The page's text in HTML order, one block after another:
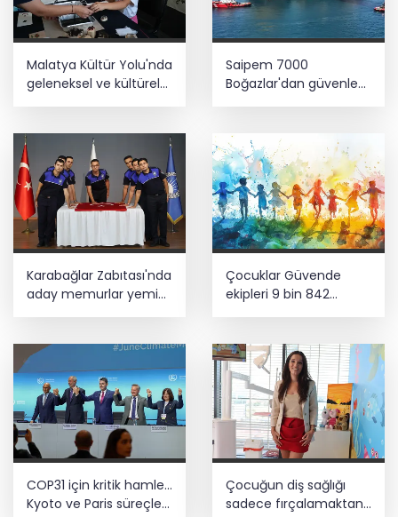
Malatya Kültür Yolu'nda
geleneksel ve kültürel
birikim
Saipem 7000
Boğazlar'dan güvenle
geçti
Karabağlar Zabıtası'nda
aday memurlar yemin
Çocuklar Güvende
ekipleri 9 bin 842
yönlendirdi
COP31 için kritik hamle...
Kyoto ve Paris süreçleri
Çocuğun diş sağlığı
sadece fırçalamaktan